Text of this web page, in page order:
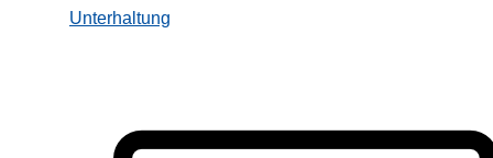
Unterhaltung